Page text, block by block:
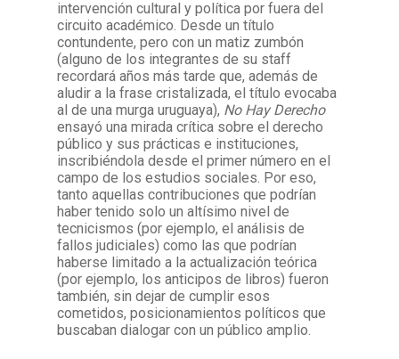
intervención cultural y política por fuera del
circuito académico. Desde un título
contundente, pero con un matiz zumbón
(alguno de los integrantes de su staff
recordará años más tarde que, además de
aludir a la frase cristalizada, el título evocaba
al de una murga uruguaya), No Hay Derecho
ensayó una mirada crítica sobre el derecho
público y sus prácticas e instituciones,
inscribiéndola desde el primer número en el
campo de los estudios sociales. Por eso,
tanto aquellas contribuciones que podrían
haber tenido solo un altísimo nivel de
tecnicismos (por ejemplo, el análisis de
fallos judiciales) como las que podrían
haberse limitado a la actualización teórica
(por ejemplo, los anticipos de libros) fueron
también, sin dejar de cumplir esos
cometidos, posicionamientos políticos que
buscaban dialogar con un público amplio.